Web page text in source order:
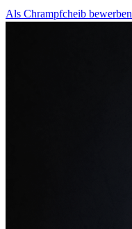
Als Chrampfcheib bewerben